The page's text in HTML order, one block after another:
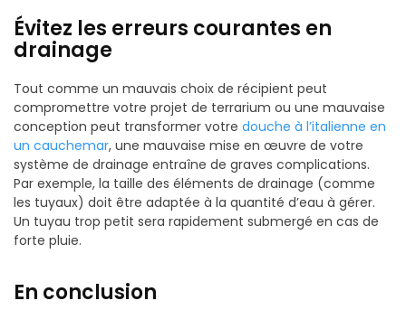
Évitez les erreurs courantes en
drainage
Tout comme un mauvais choix de récipient peut
compromettre votre projet de terrarium ou une mauvaise
conception peut transformer votre douche à l’italienne en
un cauchemar, une mauvaise mise en œuvre de votre
système de drainage entraîne de graves complications.
Par exemple, la taille des éléments de drainage (comme
les tuyaux) doit être adaptée à la quantité d’eau à gérer.
Un tuyau trop petit sera rapidement submergé en cas de
forte pluie.
En conclusion